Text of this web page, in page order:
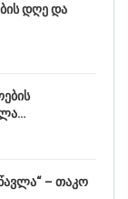
დღე და
– თაკო